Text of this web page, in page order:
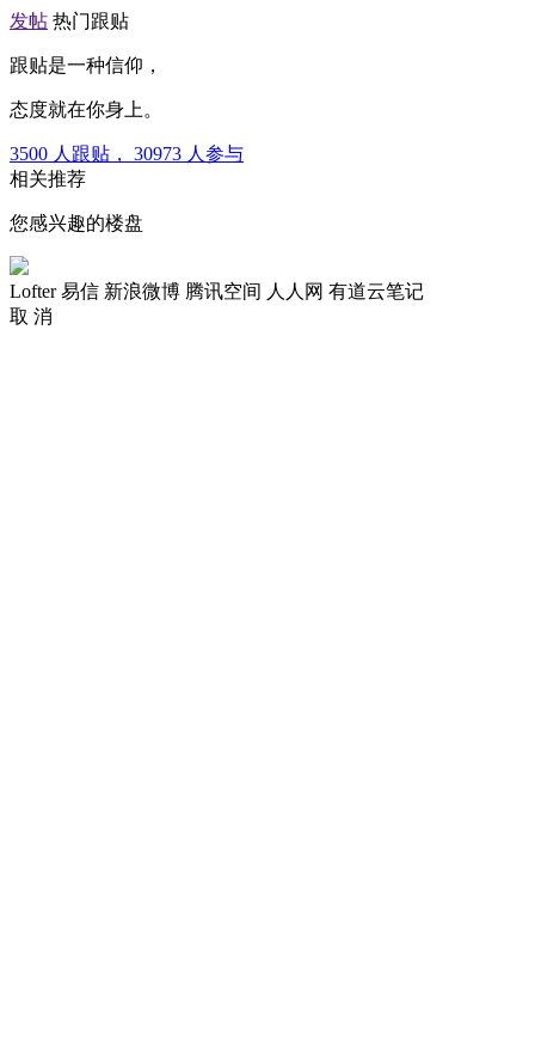
发帖 热门跟贴
跟贴是一种信仰，
态度就在你身上。
3500 人跟贴， 30973 人参与
相关推荐
您感兴趣的楼盘
Lofter 易信 新浪微博 腾讯空间 人人网 有道云笔记
取 消